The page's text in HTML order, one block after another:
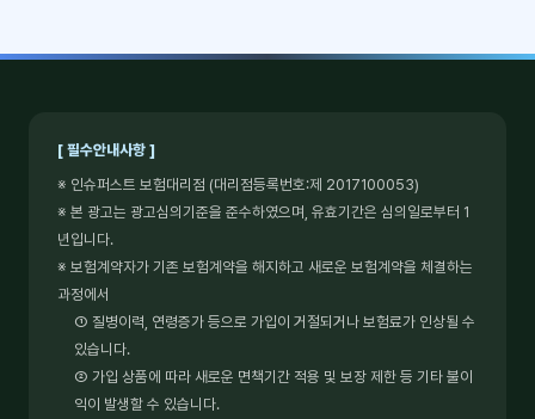
[ 필수안내사항 ]
※ 인슈퍼스트 보험대리점 (대리점등록번호:제 2017100053)
※ 본 광고는 광고심의기준을 준수하였으며, 유효기간은 심의일로부터 1
년입니다.
※ 보험계약자가 기존 보험계약을 해지하고 새로운 보험계약을 체결하는
과정에서
① 질병이력, 연령증가 등으로 가입이 거절되거나 보험료가 인상될 수
있습니다.
② 가입 상품에 따라 새로운 면책기간 적용 및 보장 제한 등 기타 불이
익이 발생할 수 있습니다.